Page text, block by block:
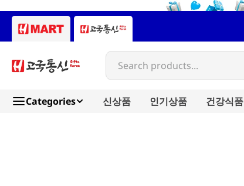
Search products...
Categories 신상품 인기상품 건강식품